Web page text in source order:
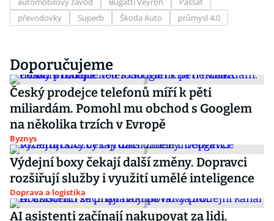
převodovky
Superb Škoda Auto průmysl 4.0
Doporučujeme
Český prodejce telefonů míří k pěti
miliardám. Pomohl mu obchod s Googlem
na několika trzích v Evropě
Byznys
Výdejní boxy čekají další změny. Dopravci
rozšiřují služby i využití umělé inteligence
Doprava a logistika
AI asistenti začínají nakupovat za lidi.